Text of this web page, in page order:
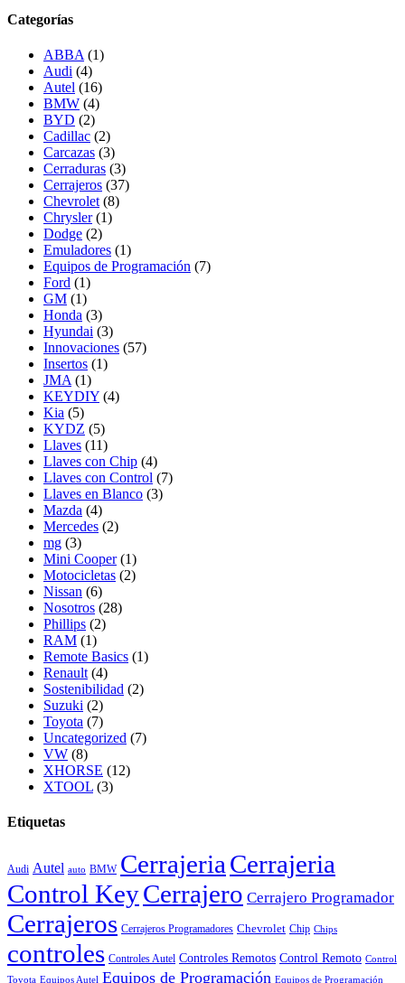
Categorías
ABBA (1)
Audi (4)
Autel (16)
BMW (4)
BYD (2)
Cadillac (2)
Carcazas (3)
Cerraduras (3)
Cerrajeros (37)
Chevrolet (8)
Chrysler (1)
Dodge (2)
Emuladores (1)
Equipos de Programación (7)
Ford (1)
GM (1)
Honda (3)
Hyundai (3)
Innovaciones (57)
Insertos (1)
JMA (1)
KEYDIY (4)
Kia (5)
KYDZ (5)
Llaves (11)
Llaves con Chip (4)
Llaves con Control (7)
Llaves en Blanco (3)
Mazda (4)
Mercedes (2)
mg (3)
Mini Cooper (1)
Motocicletas (2)
Nissan (6)
Nosotros (28)
Phillips (2)
RAM (1)
Remote Basics (1)
Renault (4)
Sostenibilidad (2)
Suzuki (2)
Toyota (7)
Uncategorized (7)
VW (8)
XHORSE (12)
XTOOL (3)
Etiquetas
Audi Autel auto BMW Cerrajeria Cerrajeria
Control KeyCerrajero Cerrajero Programador
Cerrajeros Cerrajeros Programadores Chevrolet Chip Chips
controles Controles Autel Controles Remotos Control Remoto Control
Toyota Equipos Autel Equipos de Programación Equipos de Programación